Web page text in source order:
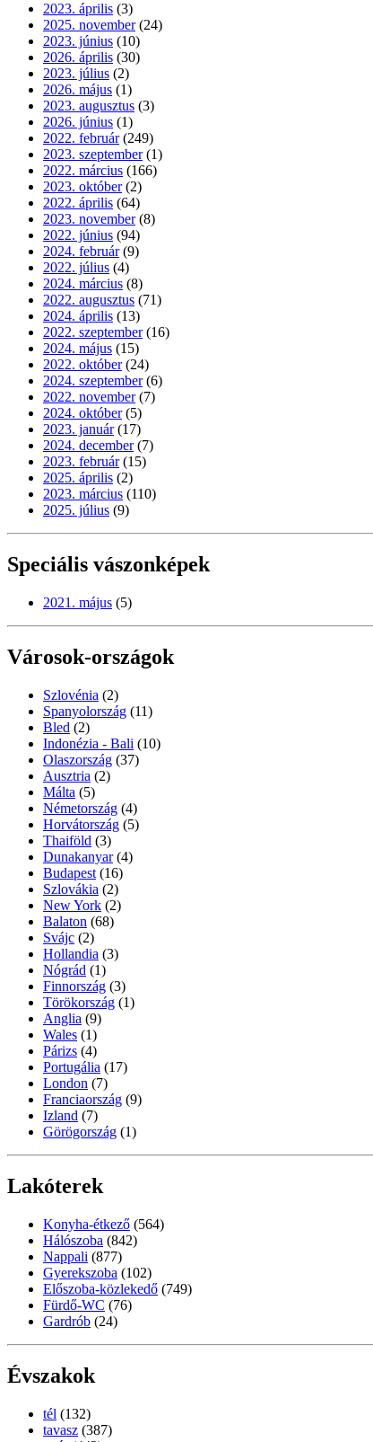
2023. április (3)
2025. november (24)
2023. június (10)
2026. április (30)
2023. július (2)
2026. május (1)
2023. augusztus (3)
2026. június (1)
2022. február (249)
2023. szeptember (1)
2022. március (166)
2023. október (2)
2022. április (64)
2023. november (8)
2022. június (94)
2024. február (9)
2022. július (4)
2024. március (8)
2022. augusztus (71)
2024. április (13)
2022. szeptember (16)
2024. május (15)
2022. október (24)
2024. szeptember (6)
2022. november (7)
2024. október (5)
2023. január (17)
2024. december (7)
2023. február (15)
2025. április (2)
2023. március (110)
2025. július (9)
Speciális vászonképek
2021. május (5)
Városok-országok
Szlovénia (2)
Spanyolország (11)
Bled (2)
Indonézia - Bali (10)
Olaszország (37)
Ausztria (2)
Málta (5)
Németország (4)
Horvátország (5)
Thaiföld (3)
Dunakanyar (4)
Budapest (16)
Szlovákia (2)
New York (2)
Balaton (68)
Svájc (2)
Hollandia (3)
Nógrád (1)
Finnország (3)
Törökország (1)
Anglia (9)
Wales (1)
Párizs (4)
Portugália (17)
London (7)
Franciaország (9)
Izland (7)
Görögország (1)
Lakóterek
Konyha-étkező (564)
Hálószoba (842)
Nappali (877)
Gyerekszoba (102)
Előszoba-közlekedő (749)
Fürdő-WC (76)
Gardrób (24)
Évszakok
tél (132)
tavasz (387)